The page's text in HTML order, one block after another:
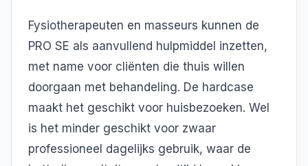
Fysiotherapeuten en masseurs kunnen de
PRO SE als aanvullend hulpmiddel inzetten,
met name voor cliënten die thuis willen
doorgaan met behandeling. De hardcase
maakt het geschikt voor huisbezoeken. Wel
is het minder geschikt voor zwaar
professioneel dagelijks gebruik, waar de